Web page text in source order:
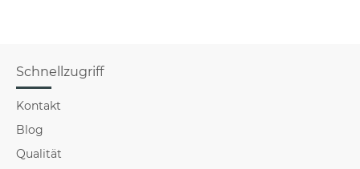
Schnellzugriff
Kontakt
Blog
Qualität